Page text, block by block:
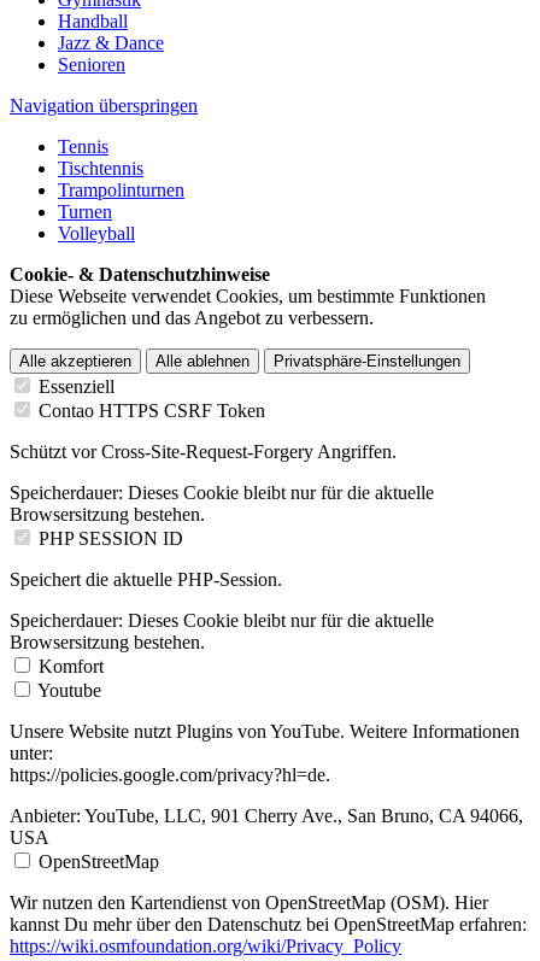
Handball
Jazz & Dance
Senioren
Navigation überspringen
Tennis
Tischtennis
Trampolinturnen
Turnen
Volleyball
Cookie- & Datenschutzhinweise
Diese Webseite verwendet Cookies, um bestimmte Funktionen
zu ermöglichen und das Angebot zu verbessern.
Alle akzeptieren Alle ablehnen Privatsphäre-Einstellungen
Essenziell
Contao HTTPS CSRF Token
Schützt vor Cross-Site-Request-Forgery Angriffen.
Speicherdauer: Dieses Cookie bleibt nur für die aktuelle
Browsersitzung bestehen.
PHP SESSION ID
Speichert die aktuelle PHP-Session.
Speicherdauer: Dieses Cookie bleibt nur für die aktuelle
Browsersitzung bestehen.
Komfort
Youtube
Unsere Website nutzt Plugins von YouTube. Weitere Informationen
unter:
https://policies.google.com/privacy?hl=de.
Anbieter: YouTube, LLC, 901 Cherry Ave., San Bruno, CA 94066,
USA
OpenStreetMap
Wir nutzen den Kartendienst von OpenStreetMap (OSM). Hier
kannst Du mehr über den Datenschutz bei OpenStreetMap erfahren:
https://wiki.osmfoundation.org/wiki/Privacy_Policy